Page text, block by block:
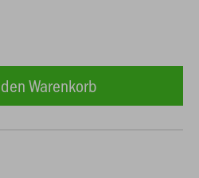
Warenkorb